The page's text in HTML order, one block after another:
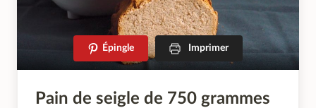
Épingle Imprimer
Pain de seigle de 750 grammes